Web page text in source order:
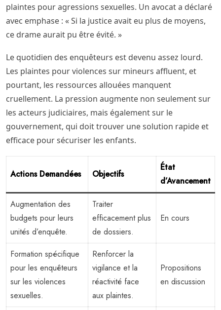
plaintes pour agressions sexuelles. Un avocat a déclaré
avec emphase : « Si la justice avait eu plus de moyens,
ce drame aurait pu être évité. »
Le quotidien des enquêteurs est devenu assez lourd.
Les plaintes pour violences sur mineurs affluent, et
pourtant, les ressources allouées manquent
cruellement. La pression augmente non seulement sur
les acteurs judiciaires, mais également sur le
gouvernement, qui doit trouver une solution rapide et
efficace pour sécuriser les enfants.
Actions Demandées Objectifs
État
d’Avancement
Augmentation des
budgets pour leurs
unités d’enquête.
Traiter
efficacement plus
de dossiers.
En cours
Formation spécifique
pour les enquêteurs
sur les violences
sexuelles.
Renforcer la
vigilance et la
réactivité face
aux plaintes.
Propositions
en discussion